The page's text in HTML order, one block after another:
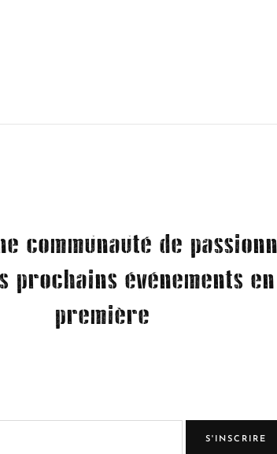
communauté de
prochains événements
première
S'INSCRIRE